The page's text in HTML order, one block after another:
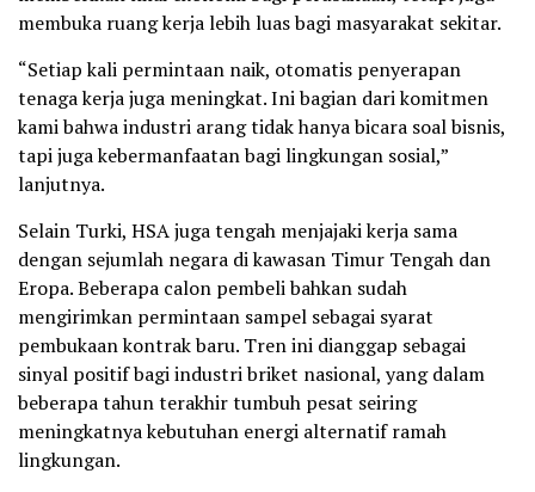
membuka ruang kerja lebih luas bagi masyarakat sekitar.
“Setiap kali permintaan naik, otomatis penyerapan
tenaga kerja juga meningkat. Ini bagian dari komitmen
kami bahwa industri arang tidak hanya bicara soal bisnis,
tapi juga kebermanfaatan bagi lingkungan sosial,”
lanjutnya.
Selain Turki, HSA juga tengah menjajaki kerja sama
dengan sejumlah negara di kawasan Timur Tengah dan
Eropa. Beberapa calon pembeli bahkan sudah
mengirimkan permintaan sampel sebagai syarat
pembukaan kontrak baru. Tren ini dianggap sebagai
sinyal positif bagi industri briket nasional, yang dalam
beberapa tahun terakhir tumbuh pesat seiring
meningkatnya kebutuhan energi alternatif ramah
lingkungan.